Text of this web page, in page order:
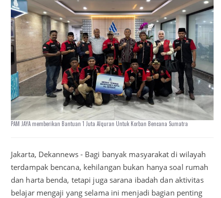
PAM JAYA memberikan Bantuan 1 Juta Alquran Untuk Korban Bencana Sumatra
Jakarta, Dekannews - Bagi banyak masyarakat di wilayah
terdampak bencana, kehilangan bukan hanya soal rumah
dan harta benda, tetapi juga sarana ibadah dan aktivitas
belajar mengaji yang selama ini menjadi bagian penting